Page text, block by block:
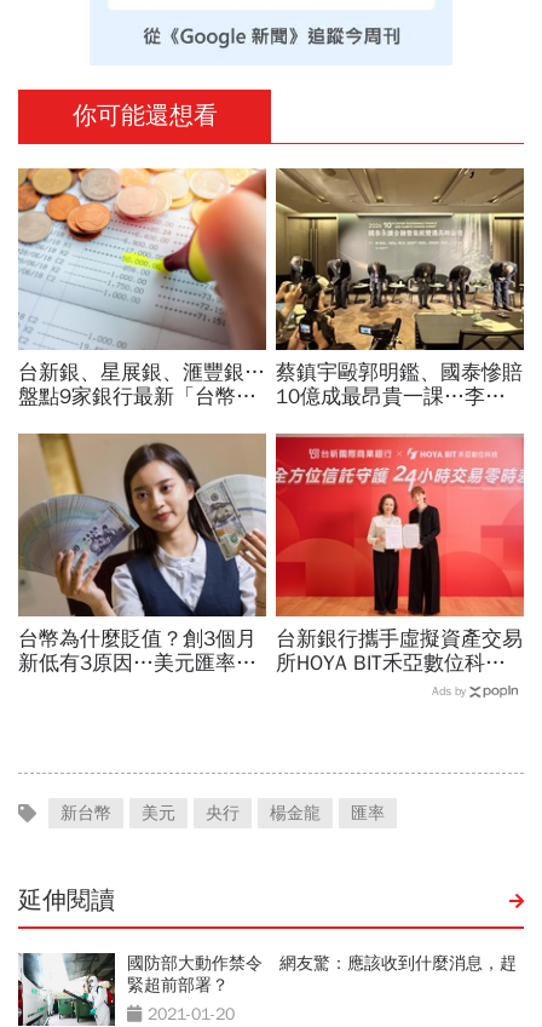
你可能還想看
台新銀、星展銀、滙豐銀…
盤點9家銀行最新「台幣高
各家優惠利率整理包
蔡鎮宇毆郭明鑑、國泰慘賠
10億成最昂貴一課…李長
場好危機，啟動全面性體質
檢視
台幣為什麼貶值？創3個月
新低有3原因…美元匯率接
台新銀行攜手虛擬資產交易
所HOYA BIT禾亞數位科
技，合作新台幣信託服務，
Ads by
新台幣 美元 央行 楊金龍 匯率
延伸閱讀
國防部大動作禁令 網友驚：應該收到什麼消息，趕
緊超前部署？
2021-01-20